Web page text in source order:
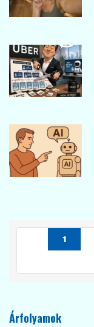
1
Árfolyamok